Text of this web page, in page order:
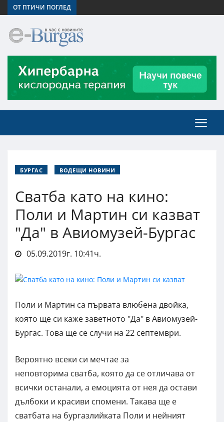
ОТ ПТИЧИ ПОГЛЕД
БУРГАС ВОДЕЩИ НОВИНИ
Сватба като на кино:
Поли и Мартин си казват
"Да" в Авиомузей-Бургас
05.09.2019г. 10:41ч.
Поли и Мартин са първата влюбена двойка,
която ще си каже заветното "Да" в Авиомузей-
Бургас. Това ще се случи на 22 септември.
Вероятно всеки си мечтае за
неповторима сватба, която да се отличава от
всички останали, а емоцията от нея да остави
дълбоки и красиви спомени. Такава ще е
сватбата на бургазлийката Поли и нейният